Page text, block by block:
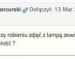
Dołączył: 13
robieniu zdjęć z lampą
?